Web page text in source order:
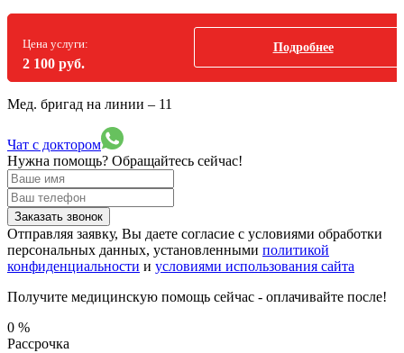
Цена услуги:
2 100 руб.
Подробнее
Мед. бригад на линии – 11
Чат с доктором
Нужна помощь? Обращайтесь сейчас!
Заказать звонок
Отправляя заявку, Вы даете согласие с условиями обработки
персональных данных, установленными политикой
конфиденциальности и условиями использования сайта
Получите медицинскую помощь сейчас - оплачивайте после!
0 %
Рассрочка